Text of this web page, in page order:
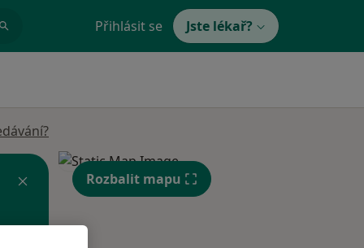
Přihlásit se Jste lékař?
Rozbalit mapu